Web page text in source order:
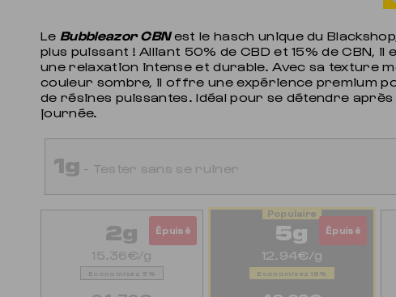
Le Bubbleazor CBNest le hasch unique du
plus puissant ! Alliant 50% de CBD et 15% de CBN,
une relaxation intense et durable. Avec sa texture
couleur sombre, il offre une expérience premium
de résines puissantes. Idéal pour se détendre après
journée.
1g - Tester sans se ruiner
2g
15.36€/g
Economisez 3%
Épuisé 5g
12.94€/g
Economisez 18%
Épuisé